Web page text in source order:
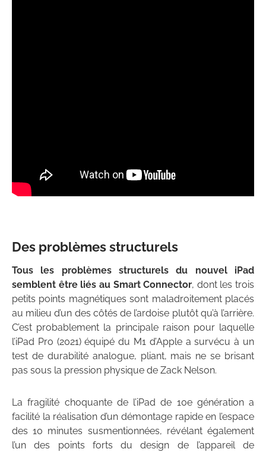
Des problèmes structurels
Tous les problèmes structurels du nouvel iPad
semblent être liés au Smart Connector, dont les trois
petits points magnétiques sont maladroitement placés
au milieu d’un des côtés de l’ardoise plutôt qu’à l’arrière.
C’est probablement la principale raison pour laquelle
l’iPad Pro (2021) équipé du M1 d’Apple a survécu à un
test de durabilité analogue, pliant, mais ne se brisant
pas sous la pression physique de Zack Nelson.
La fragilité choquante de l’iPad de 10e génération a
facilité la réalisation d’un démontage rapide en l’espace
des 10 minutes susmentionnées, révélant également
l’un des points forts du design de l’appareil de